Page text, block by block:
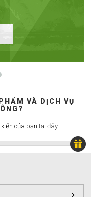
VÀ DỊCH VỤ
của bạn tại đây